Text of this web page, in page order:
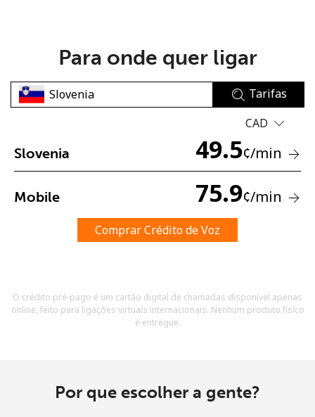
Sem senha criada
Uma letra maiúscula e minúscula
Um caractere especial
Para onde quer ligar
Tarifas
CAD
Slovenia 49.5¢/min
Mobile 75.9¢/min
Comprar Crédito de Voz
O crédito pré-pago é um cartão digital de chamadas disponível apenas
online, feito para ligações virtuais internacionais. Nenhum produto físico
é entregue.
Por que escolher a gente?